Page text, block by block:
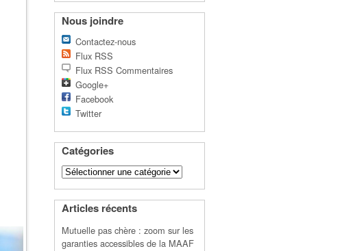
Nous joindre
Contactez-nous
Flux RSS
Flux RSS Commentaires
Google+
Facebook
Twitter
Catégories
Catégories
Articles récents
Mutuelle pas chère : zoom sur les
garanties accessibles de la MAAF